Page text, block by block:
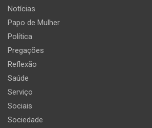
Notícias
Papo de Mulher
Política
Pregações
Reflexão
Saúde
Serviço
Sociais
Sociedade